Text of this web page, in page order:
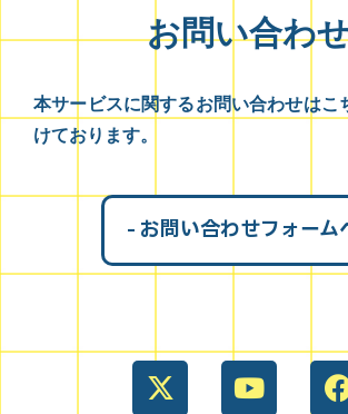
お問い合わ
本サービスに関するお問い合わせはこ
けております。
- お問い合わせフォーム